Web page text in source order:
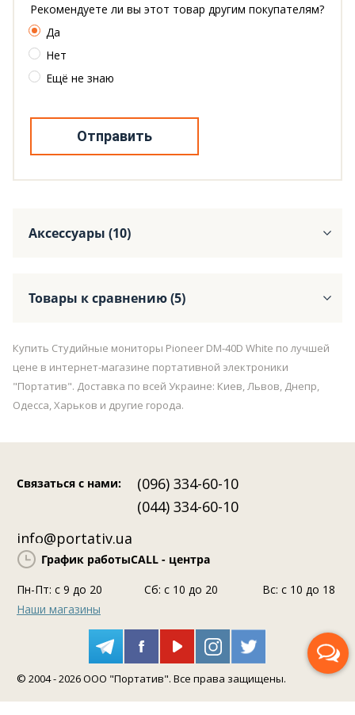
Рекомендуете ли вы этот товар другим покупателям?
Да
Нет
Ещё не знаю
Отправить
Аксессуары (10)
Товары к сравнению (5)
Купить Студийные мониторы Pioneer DM-40D White по лучшей
цене в интернет-магазине портативной электроники
"Портатив". Доставка по всей Украине: Киев, Львов, Днепр,
Одесса, Харьков и другие города.
Связаться с нами:
(096) 334-60-10
(044) 334-60-10
info@portativ.ua
График работыCALL - центра
Пн-Пт: c 9 до 20
Сб: с 10 до 20
Вс: с 10 до 18
Наши магазины
© 2004 - 2026 ООО "Портатив". Все права защищены.
Перезвоните мне
Помощь консультанта